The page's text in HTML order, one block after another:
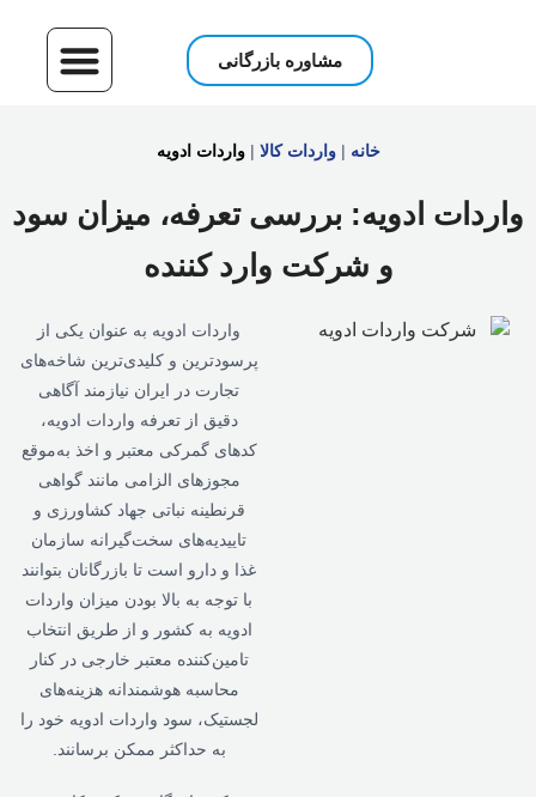
مشاوره بازرگانی
خانه |واردات کالا |واردات ادویه
واردات ادویه: بررسی تعرفه، میزان سود
و شرکت وارد کننده
واردات ادویه به عنوان یکی از
پرسودترین و کلیدی‌ترین شاخه‌های
تجارت در ایران نیازمند آگاهی
دقیق از تعرفه واردات ادویه،
کدهای گمرکی معتبر و اخذ به‌موقع
مجوزهای الزامی مانند گواهی
قرنطینه نباتی جهاد کشاورزی و
تاییدیه‌های سخت‌گیرانه سازمان
غذا و دارو است تا بازرگانان بتوانند
با توجه به بالا بودن میزان واردات
ادویه به کشور و از طریق انتخاب
تامین‌کننده معتبر خارجی در کنار
محاسبه هوشمندانه هزینه‌های
لجستیک، سود واردات ادویه خود را
به حداکثر ممکن برسانند.